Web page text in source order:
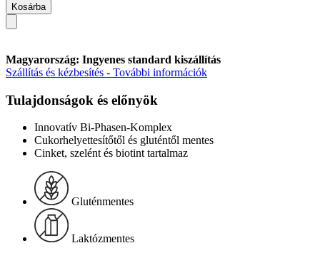
Kosárba
Magyarország: Ingyenes standard kiszállítás
Szállítás és kézbesítés - További információk
Tulajdonságok és előnyök
Innovatív Bi-Phasen-Komplex
Cukorhelyettesítőtől és gluténtől mentes
Cinket, szelént és biotint tartalmaz
Gluténmentes
Laktózmentes